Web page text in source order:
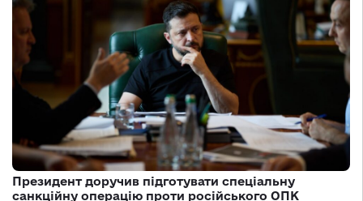
Президент доручив підготувати спеціальну
санкційну операцію проти російського ОПК